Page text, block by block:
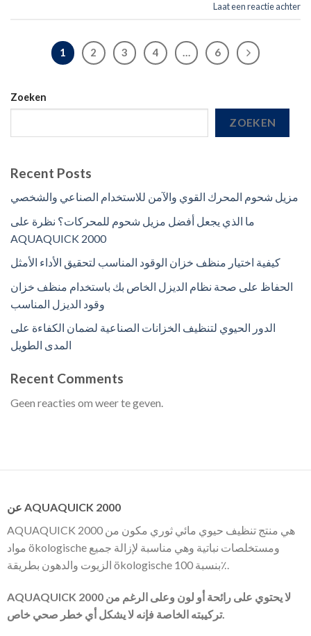
Laat een reactie achter
1 2 3 4 … 6
Zoeken
ZOEKEN
Recent Posts
مزيل شحوم المحرك القوي والآمن للاستخدام الصناعي والشخصي
ما الذي يجعل أفضل مزيل شحوم للمحركات؟ نظرة على
AQUAQUICK 2000
كيفية اختيار منظف خزان الوقود المناسب لتحقيق الأداء الأمثل
الحفاظ على صحة نظام الديزل الخاص بك باستخدام منظف خزان
وقود الديزل المناسب
الدور الحيوي لتنظيف الخزانات الصناعية لضمان الكفاءة على
المدى الطويل
Recent Comments
Geen reacties om weer te geven.
عن AQUAQUICK 2000
AQUAQUICK 2000 هي منتج تنظيف حيوي مائي ثوري مكون من
مواد ökologische ومستخلصات نباتية وهي مناسبة لإزالة جميع
الزيوت والدهون بطريقة ökologische بنسبة 100٪.
AQUAQUICK 2000 لا يحتوي على رائحة أو لون وعلى الرغم من
تركيبته الخاصة فإنه لا يشكل أي خطر صحي خاص.